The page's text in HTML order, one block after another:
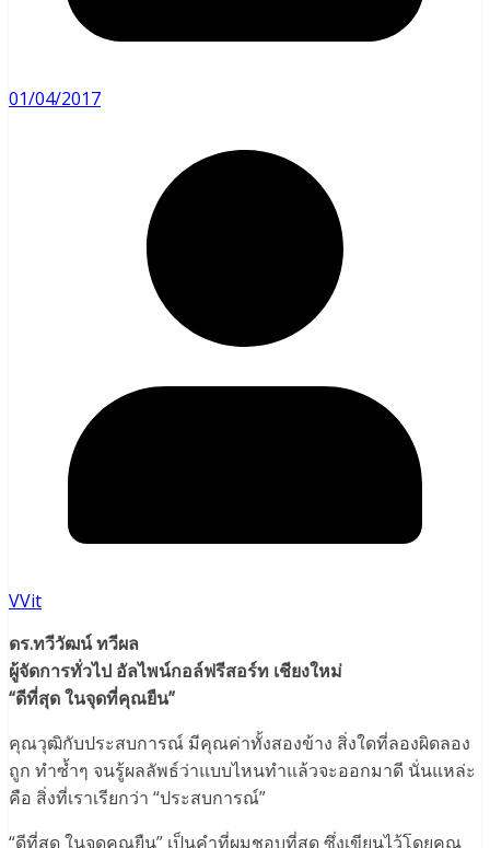
01/04/2017
VVit
ดร.ทวีวัฒน์ ทวีผล
ผู้จัดการทั่วไป อัลไพน์กอล์ฟรีสอร์ท เชียงใหม่
“ดีที่สุด ในจุดที่คุณยืน”
คุณวุฒิกับประสบการณ์ มีคุณค่าทั้งสองข้าง สิ่งใดที่ลองผิดลอง
ถูก ทำซ้ำๆ จนรู้ผลลัพธ์ว่าแบบไหนทำแล้วจะออกมาดี นั่นแหล่ะ
คือ สิ่งที่เราเรียกว่า “ประสบการณ์”
“ดีที่สุด ในจุดคุณยืน” เป็นคำที่ผมชอบที่สุด ซึ่งเขียนไว้โดยคุณ